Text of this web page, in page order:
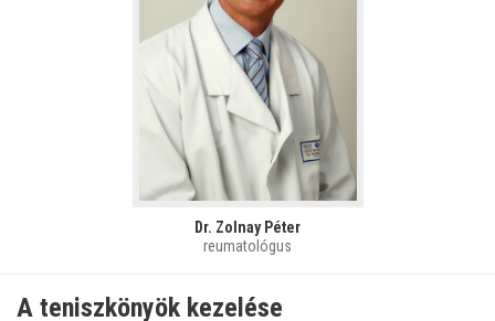
Dr. Zolnay Péter
reumatológus
A teniszkönyök kezelése